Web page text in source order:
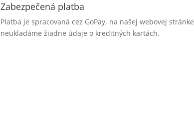
Zabezpečená platba
Platba je spracovaná cez GoPay, na našej webovej stránke
neukladáme žiadne údaje o kreditných kartách.